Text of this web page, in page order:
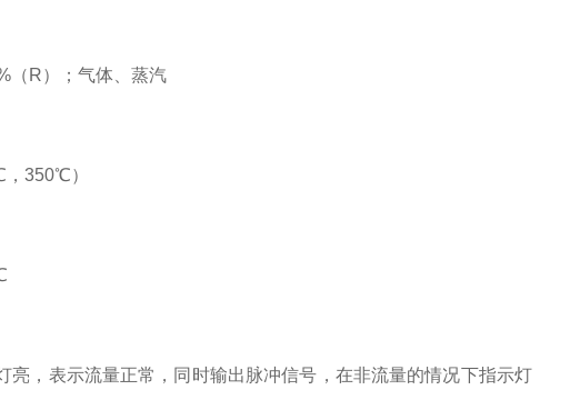
（R）；气体、蒸汽
350℃）
，表示流量正常，同时输出脉冲信号，在非流量的情况下指示灯